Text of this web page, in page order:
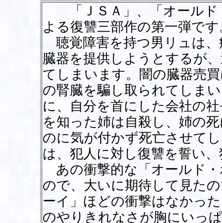
「ＪＳＡ」、「オールド
よる復讐三部作の第一弾です
聴覚障害を持つ男リュは
臓器を提供しようとするが
てしまいます。闇の臓器売
の腎臓を騙し取られてしま
に、自分を首にした会社の
を知った姉は自殺し、姉の
のに気が付かず死亡させて
は、犯人に対し復讐を誓い
あの衝撃的な「オールド
ので、大いに期待して見た
ーイ」ほどの衝撃はなかっ
のやりきれなさが胸にいっ